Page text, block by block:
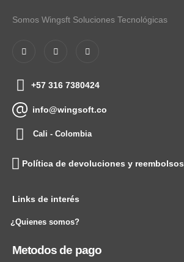
Somos Wingsft Soluciones Tecnológicas
+57 316 7380424
info@wingsoft.co
Cali - Colombia
Política de devoluciones y reembolsos
Links de interés
¿Quienes somos?
Metodos de pago